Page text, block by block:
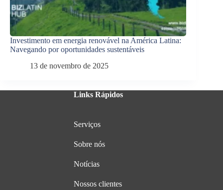
Investimento em energia renovável na América Latina:
Navegando por oportunidades sustentáveis
13 de novembro de 2025
Links Rápidos
Serviços
Sobre nós
Notícias
Nossos clientes